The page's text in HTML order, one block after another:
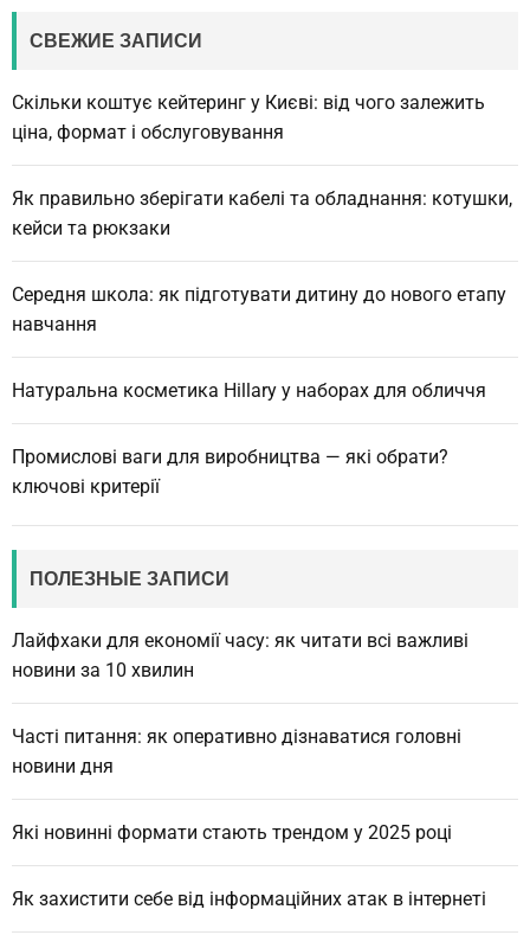
СВЕЖИЕ ЗАПИСИ
Скільки коштує кейтеринг у Києві: від чого залежить
ціна, формат і обслуговування
Як правильно зберігати кабелі та обладнання: котушки,
кейси та рюкзаки
Середня школа: як підготувати дитину до нового етапу
навчання
Натуральна косметика Hillary у наборах для обличчя
Промислові ваги для виробництва — які обрати?
ключові критерії
ПОЛЕЗНЫЕ ЗАПИСИ
Лайфхаки для економії часу: як читати всі важливі
новини за 10 хвилин
Часті питання: як оперативно дізнаватися головні
новини дня
Які новинні формати стають трендом у 2025 році
Як захистити себе від інформаційних атак в інтернеті